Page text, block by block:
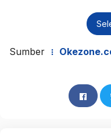
Sumber